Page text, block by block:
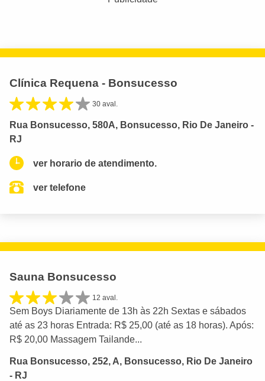
Clínica Requena - Bonsucesso
30 aval.
Rua Bonsucesso, 580A, Bonsucesso, Rio De Janeiro -
RJ
ver horario de atendimento.
ver telefone
Sauna Bonsucesso
12 aval.
Sem Boys Diariamente de 13h às 22h Sextas e sábados
até as 23 horas Entrada: R$ 25,00 (até as 18 horas). Após:
R$ 20,00 Massagem Tailande...
Rua Bonsucesso, 252, A, Bonsucesso, Rio De Janeiro
- RJ